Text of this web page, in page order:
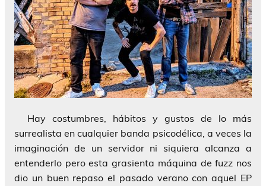
Hay costumbres, hábitos y gustos de lo más
surrealista en cualquier banda psicodélica, a veces la
imaginación de un servidor ni siquiera alcanza a
entenderlo pero esta grasienta máquina de fuzz nos
dio un buen repaso el pasado verano con aquel EP